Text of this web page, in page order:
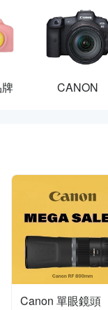
CANON
Nikon Z 鏡頭 | 首